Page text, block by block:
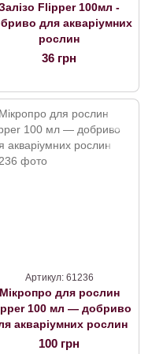
Flipper 100мл -
для акваріумних
рослин
36 грн
Артикул: 61236
Мікропро для рослин
100 мл — добриво
акваріумних рослин
100 грн